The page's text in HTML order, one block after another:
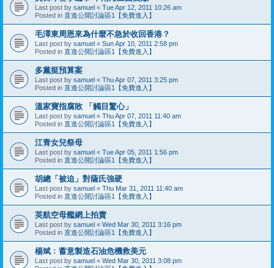
Last post by samuel « Tue Apr 12, 2011 10:26 am
Posted in 直進公開討論區1【免費進入】
毛澤東周恩來為什麼不急於收回香港？
Last post by samuel « Sun Apr 10, 2011 2:58 pm
Posted in 直進公開討論區1【免費進入】
多黨挺預算案
Last post by samuel « Thu Apr 07, 2011 3:25 pm
Posted in 直進公開討論區1【免費進入】
溫家寶指腐敗 「觸目驚心」
Last post by samuel « Thu Apr 07, 2011 11:40 am
Posted in 直進公開討論區1【免費進入】
江青女兒祭母
Last post by samuel « Tue Apr 05, 2011 1:56 pm
Posted in 直進公開討論區1【免費進入】
胡總「被迫」對薩氏強硬
Last post by samuel « Thu Mar 31, 2011 11:40 am
Posted in 直進公開討論區1【免費進入】
英航空母艦網上拍賣
Last post by samuel « Wed Mar 30, 2011 3:16 pm
Posted in 直進公開討論區1【免費進入】
楊斌﹕蓄意製造石油危機救美元
Last post by samuel « Wed Mar 30, 2011 3:08 pm